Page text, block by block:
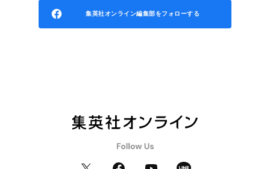
集英社オンライン編集部をフォローする